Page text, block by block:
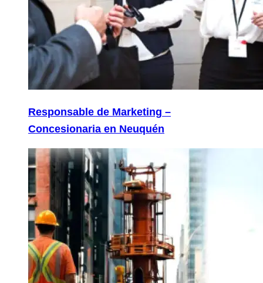
Responsable de Marketing –
Concesionaria en Neuquén